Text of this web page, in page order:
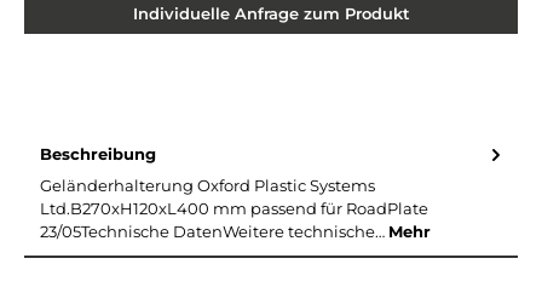
Individuelle Anfrage zum Produkt
Beschreibung
Geländerhalterung Oxford Plastic Systems
Ltd.B270xH120xL400 mm passend für RoadPlate
23/05Technische DatenWeitere technische… Mehr